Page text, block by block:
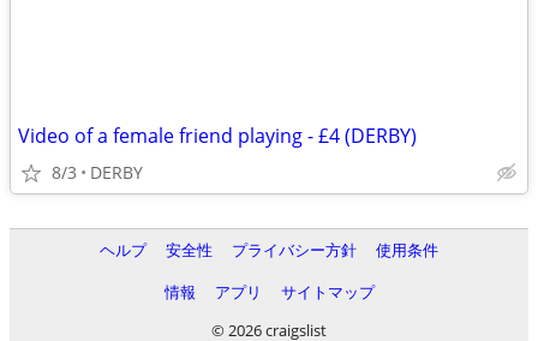
Video of a female friend playing - £4 (DERBY)
8/3 DERBY
ヘルプ 安全性 プライバシー方針
使用条件
情報
アプリ
サイトマップ
© 2026 craigslist